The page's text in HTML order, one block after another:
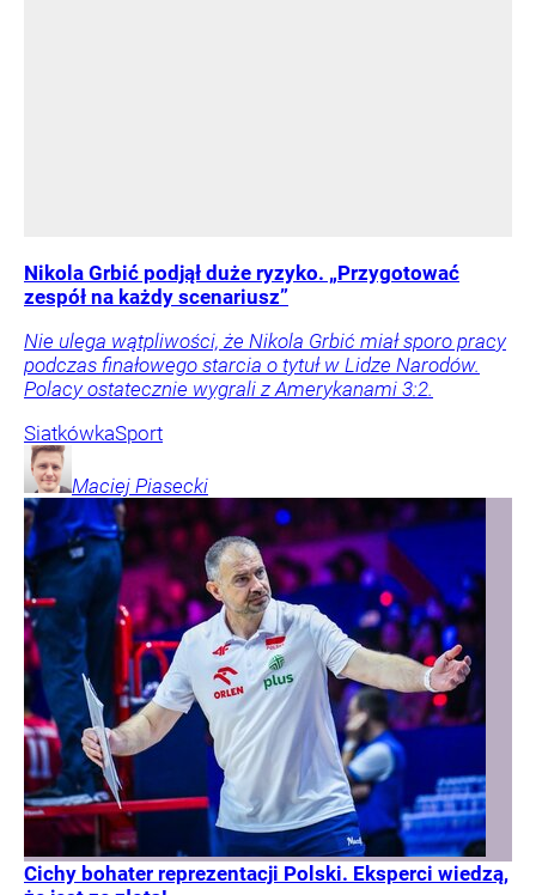
Nikola Grbić podjął duże ryzyko. „Przygotować
zespół na każdy scenariusz”
Nie ulega wątpliwości, że Nikola Grbić miał sporo pracy
podczas finałowego starcia o tytuł w Lidze Narodów.
Polacy ostatecznie wygrali z Amerykanami 3:2.
SiatkówkaSport
Maciej Piasecki
Cichy bohater reprezentacji Polski. Eksperci wiedzą,